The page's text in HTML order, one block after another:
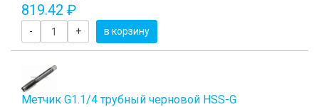
819.42 ₽
- + в корзину
Метчик G1.1/4 трубный черновой HSS-G